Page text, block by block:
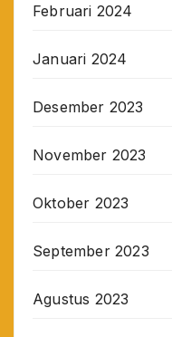
Februari 2024
Januari 2024
Desember 2023
November 2023
Oktober 2023
September 2023
Agustus 2023